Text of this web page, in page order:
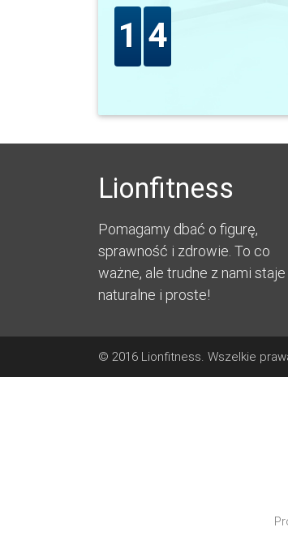
1 4
Lionfitness
Pomagamy dbać o figurę,
sprawność i zdrowie. To co
ważne, ale trudne z nami
naturalne i proste!
© 2016 Lionfitness. Wszelkie